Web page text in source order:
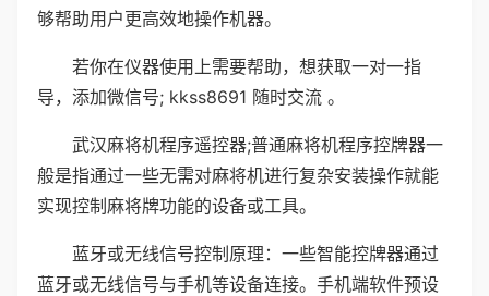
够帮助用户更高效地操作机器。
若你在仪器使用上需要帮助，想获取一对一指
导，添加微信号; kkss8691 随时交流 。
武汉麻将机程序遥控器;普通麻将机程序控牌器一
般是指通过一些无需对麻将机进行复杂安装操作就能
实现控制麻将牌功能的设备或工具。
蓝牙或无线信号控制原理：一些智能控牌器通过
蓝牙或无线信号与手机等设备连接。手机端软件预设